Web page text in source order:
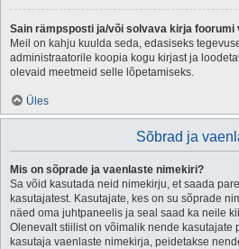
Sain rämpsposti ja/või solvava kirja foorumi
Meil on kahju kuulda seda, edasiseks
administraatorile koopia kogu kirjast ja
olevaid meetmeid selle lõpetamiseks.
Üles
Sõbrad ja
Mis on sõprade ja vaenlaste nimekiri?
Sa võid kasutada neid nimekirju, et saada
kasutajatest. Kasutajate, kes on su sõprade
näed oma juhtpaneelis ja seal saad ka neile
Olenevalt stiilist on võimalik nende kasutajate
kasutaja vaenlaste nimekirja, peidetakse